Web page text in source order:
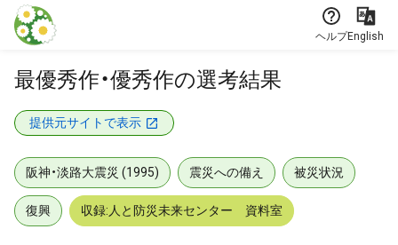
本文に飛ぶ
ヘルプEnglish
最優秀作・優秀作の選考結果
提供元サイトで表示
阪神・淡路大震災 (1995) 震災への備え 被災状況
復興 収録:人と防災未来センター 資料室